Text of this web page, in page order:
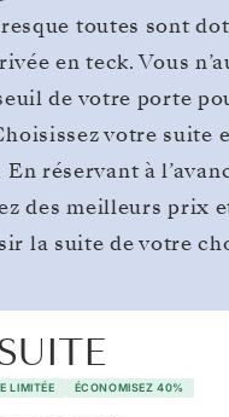
toutes sont
en teck. Vous
de votre porte
votre suite
réservant à
des meilleurs prix
la suite de votre
LIMITÉE ÉCONOMISEZ 40%